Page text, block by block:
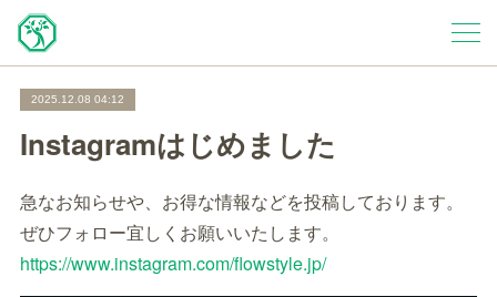
2025.12.08 04:12
Instagramはじめました
急なお知らせや、お得な情報などを投稿しております。
ぜひフォロー宜しくお願いいたします。
https://www.instagram.com/flowstyle.jp/